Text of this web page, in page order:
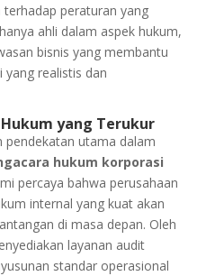
peraturan yang
ahli dalam aspek hukum,
bisnis yang membantu
realistis dan
yang Terukur
pendekatan utama dalam
hukum korporasi
percaya bahwa perusahaan
internal yang kuat akan
di masa depan. Oleh
layanan audit
standar operasional